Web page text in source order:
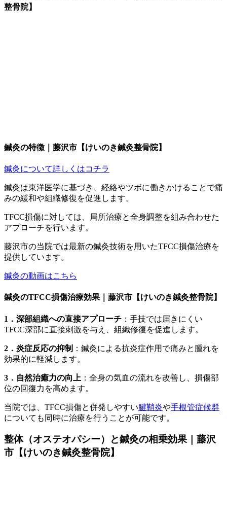
整骨院】
鍼灸の特徴｜藤沢市【けいのき鍼灸整骨院】
鍼灸について詳しくはコチラ
鍼灸は東洋医学に基づき、経絡やツボに働きかけることで痛
みの緩和や組織修復を促進します。
TFCC損傷に対しては、局所治療と全身調整を組み合わせた
アプローチを行います。
藤沢市の当院では最新の鍼灸技術を用いたTFCC損傷治療を
提供しています。
鍼灸の動画はこちら
鍼灸のTFCC損傷治療効果｜藤沢市【けいのき鍼灸整骨院】
1．深部組織への直接アプローチ ：手技では届きにくい
TFCC深部に直接刺激を与え、組織修復を促進します。
2．炎症反応の抑制 ：鍼灸による抗炎症作用で痛みと腫れを
効果的に軽減します。
3．自然治癒力の向上 ：全身の気血の流れを改善し、損傷部
位の回復力を高めます。
当院では、TFCC損傷と併発しやすい腱鞘炎や手根管症候群
についても同時に治療を行うことが可能です。
整体（オステオパシー）と鍼灸の相乗効果｜ 藤沢
市【けいのき鍼灸整骨院】